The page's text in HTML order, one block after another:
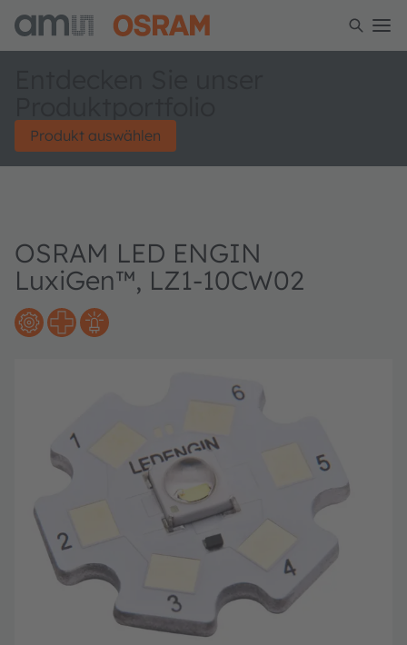
Produkt auswählen
OSRAM LED ENGIN
LuxiGen™, LZ1-10CW02